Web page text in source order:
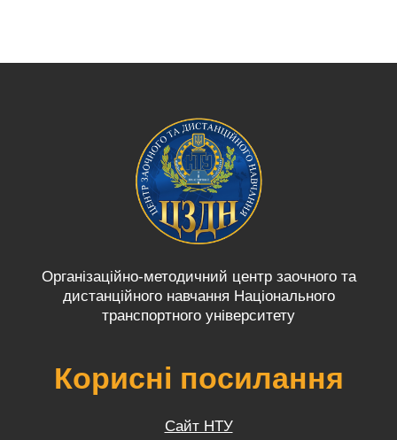
Організаційно-методичний центр заочного та
дистанційного навчання Національного
транспортного університету
Корисні посилання
Сайт НТУ